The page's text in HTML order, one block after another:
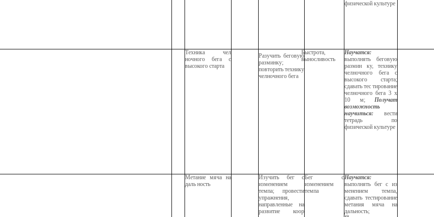
физической культуре
Техника чел
ночного бега с
высокого старта
Разучить беговую
разминку;
повторить технику
челночного бега
Быстрота,
выносливость
Научатся:
выполнять беговую
размин ку, технику
челночного бега с
высокого старта;
сдавать тес тирование
челночного бега 3 х
10 м; Получат
возможность
научиться: вести
тетрадь по
физической культуре
Метание мяча на
даль ность
Изучить бег с
изменением
темпа; провести
упражнения,
направленные на
развитие коор
Бег с
изменением
темпа
Научатся:
выполнять бег с из
менением темпа,
сдавать тестирование
метания мяча на
дальность;